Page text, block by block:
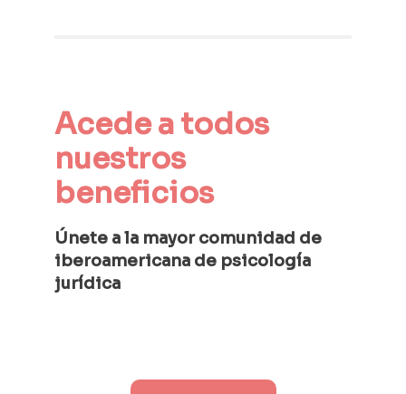
Acede a todos
nuestros
beneficios
Únete a la mayor comunidad de
iberoamericana de psicología
jurídica